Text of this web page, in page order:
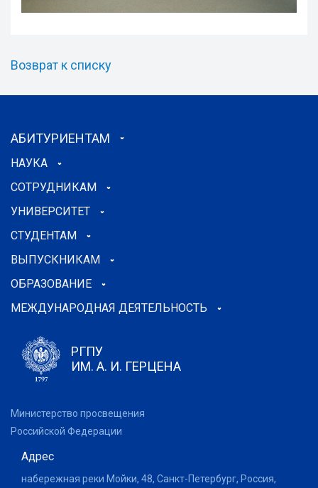
Возврат к списку
АБИТУРИЕНТАМ
НАУКА
СОТРУДНИКАМ
УНИВЕРСИТЕТ
СТУДЕНТАМ
ВЫПУСКНИКАМ
ОБРАЗОВАНИЕ
МЕЖДУНАРОДНАЯ ДЕЯТЕЛЬНОСТЬ
РГПУ
ИМ. А. И. ГЕРЦЕНА
Министерство просвещения
Российской Федерации
Адрес
набережная реки Мойки, 48, Санкт-Петербург, Россия,